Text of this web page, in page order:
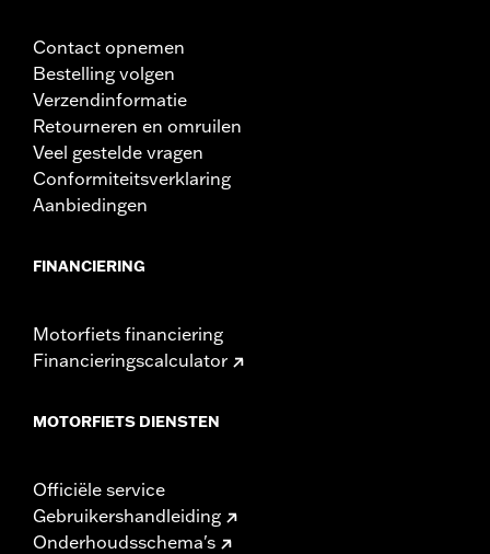
Contact opnemen
Bestelling volgen
Verzendinformatie
Retourneren en omruilen
Veel gestelde vragen
Conformiteitsverklaring
Aanbiedingen
FINANCIERING
Motorfiets financiering
Financieringscalculator
MOTORFIETS DIENSTEN
Officiële service
Gebruikershandleiding
Onderhoudsschema's